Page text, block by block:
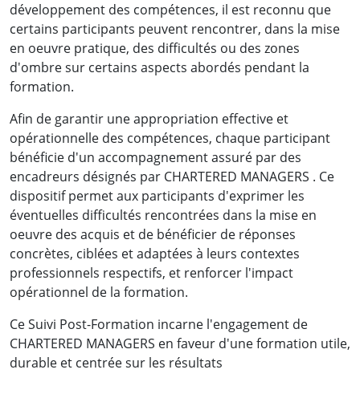
développement des compétences, il est reconnu que
certains participants peuvent rencontrer, dans la mise
en oeuvre pratique, des difficultés ou des zones
d'ombre sur certains aspects abordés pendant la
formation.
Afin de garantir une appropriation effective et
opérationnelle des compétences, chaque participant
bénéficie d'un accompagnement assuré par des
encadreurs désignés par CHARTERED MANAGERS . Ce
dispositif permet aux participants d'exprimer les
éventuelles difficultés rencontrées dans la mise en
oeuvre des acquis et de bénéficier de réponses
concrètes, ciblées et adaptées à leurs contextes
professionnels respectifs, et renforcer l'impact
opérationnel de la formation.
Ce Suivi Post-Formation incarne l'engagement de
CHARTERED MANAGERS en faveur d'une formation utile,
durable et centrée sur les résultats
Chef de Service Organisations et Développement
des Carrières
Société d'Eau et d'Energie du Gabon
Voir la vidéo